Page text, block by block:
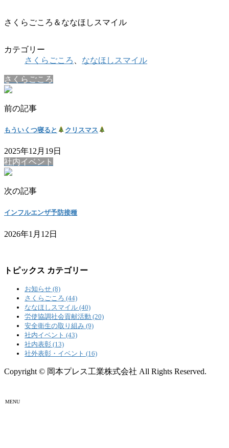
さくらごころ＆ななほしスマイル
カテゴリー
さくらごころ
ななほしスマイル
さくらごころ
前の記事
もういくつ寝ると クリスマス
2025年12月19日
社内イベント
次の記事
インフルエンザ予防接種
2026年1月12日
トピックス カテゴリー
お知らせ (8)
さくらごころ (44)
ななほしスマイル (40)
労使協調社会貢献活動 (20)
安全衛生の取り組み (9)
社内イベント (43)
社内表彰 (13)
社外表彰・イベント (16)
Copyright © 岡本プレス工業株式会社 All Rights Reserved.
MENU